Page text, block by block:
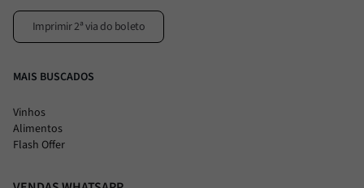
Imprimir 2ª via do boleto
MAIS BUSCADOS
Vinhos
Alimentos
Flash Offer